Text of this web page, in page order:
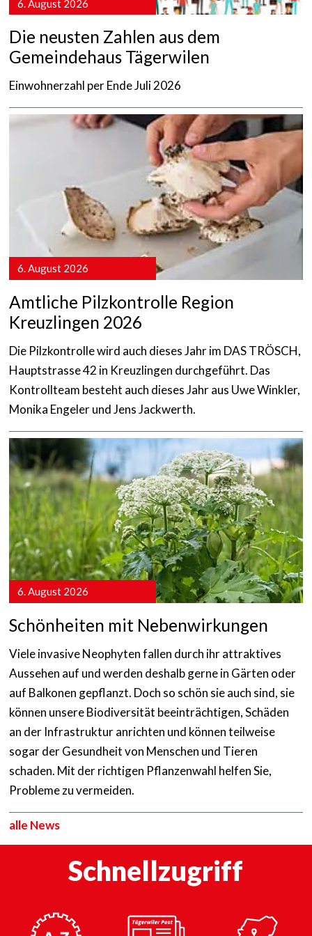
Die neusten Zahlen aus dem
Gemeindehaus Tägerwilen
6. August 2026
Einwohnerzahl per Ende Juli 2026
mehr anzeigen
Amtliche Pilzkontrolle Region
Kreuzlingen 2026
6. August 2026
Die Pilzkontrolle wird auch dieses Jahr im DAS TRÖSCH,
Hauptstrasse 42 in Kreuzlingen durchgeführt. Das
Kontrollteam besteht auch dieses Jahr aus Uwe Winkler,
Monika Engeler und Jens Jackwerth.
mehr anzeigen
Schönheiten mit Nebenwirkungen
6. August 2026
Viele invasive Neophyten fallen durch ihr attraktives
Aussehen auf und werden deshalb gerne in Gärten oder
auf Balkonen gepflanzt. Doch so schön sie auch sind, sie
können unsere Biodiversität beeinträchtigen, Schäden
an der Infrastruktur anrichten und können teilweise
sogar der Gesundheit von Menschen und Tieren
schaden. Mit der richtigen Pflanzenwahl helfen Sie,
Probleme zu vermeiden.
mehr anzeigen
alle News
Schnellzugriff